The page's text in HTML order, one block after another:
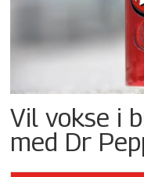
Vil vokse i
med Dr